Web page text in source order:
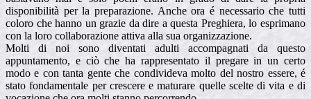
disponibilità per la preparazione. Anche ora é necessario che tutti
coloro che hanno un grazie da dire a questa Preghiera, lo esprimano
con la loro collaborazione attiva alla sua organizzazione.
Molti di noi sono diventati adulti accompagnati da questo
appuntamento, e ciò che ha rappresentato il pregare in un certo
modo e con tanta gente che condivideva molto del nostro essere, é
stato fondamentale per crescere e maturare quelle scelte di vita e di